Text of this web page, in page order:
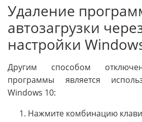
Удаление
автозагрузки
настройки
Другим способом
программы является
Windows 10:
Нажмите комбинацию